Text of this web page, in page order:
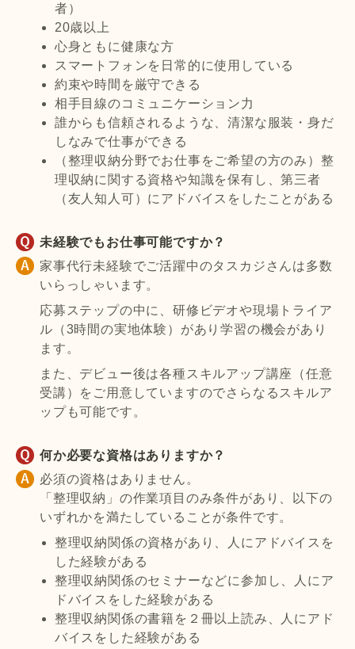
者）
20歳以上
心身ともに健康な方
スマートフォンを日常的に使用している
約束や時間を厳守できる
相手目線のコミュニケーション力
誰からも信頼されるような、清潔な服装・身だ
しなみで仕事ができる
（整理収納分野でお仕事をご希望の方のみ）整
理収納に関する資格や知識を保有し、第三者
（友人知人可）にアドバイスをしたことがある
未経験でもお仕事可能ですか？
家事代行未経験でご活躍中のタスカジさんは多数
いらっしゃいます。
応募ステップの中に、研修ビデオや現場トライア
ル（3時間の実地体験）があり学習の機会があり
ます。
また、デビュー後は各種スキルアップ講座（任意
受講）をご用意していますのでさらなるスキルア
ップも可能です。
何か必要な資格はありますか？
必須の資格はありません。
「整理収納」の作業項目のみ条件があり、以下の
いずれかを満たしていることが条件です。
整理収納関係の資格があり、人にアドバイスを
した経験がある
整理収納関係のセミナーなどに参加し、人にア
ドバイスをした経験がある
整理収納関係の書籍を２冊以上読み、人にアド
バイスをした経験がある